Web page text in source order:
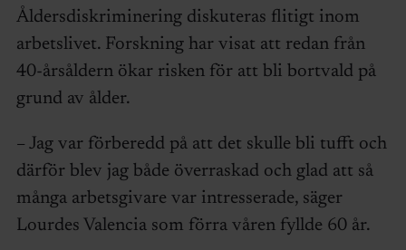
Åldersdiskriminering diskuteras flitigt inom
arbetslivet. Forskning har visat att redan från
40-årsåldern ökar risken för att bli bortvald på
grund av ålder.
– Jag var förberedd på att det skulle bli tufft och
därför blev jag både överraskad och glad att så
många arbetsgivare var intresserade, säger
Lourdes Valencia som förra våren fyllde 60 år.